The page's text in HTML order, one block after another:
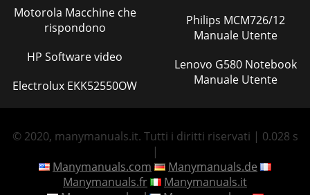
Motorola Macchine che
rispondono
HP Software video
Electrolux EKK52550OW
Philips MCM726/12
Manuale Utente
Lenovo G580 Notebook
Manuale Utente
© 2020, manymanuals.it. Tutti i diritti riservati | 0.028 s
|
Manymanuals.com
Manymanuals.de
Manymanuals.fr
Manymanuals.it